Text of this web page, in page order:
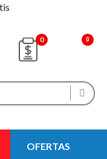
0
OFERTAS